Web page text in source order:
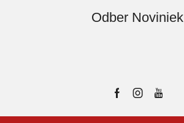
Odber Noviniek